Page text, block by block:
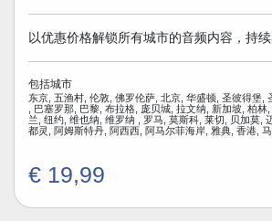
以优惠价格解锁所有城市的音频内容，持
包括城市
东京, 五渔村, 伦敦, 佛罗伦萨, 北京, 华盛顿, 圣彼得堡,
, 巴塞罗那, 巴黎, 布拉格, 庞贝城, 拉文纳, 新加坡, 柏
兰, 纽约, 维也纳, 维罗纳 , 罗马, 莫斯科, 莱切, 贝加莫,
都灵, 阿姆斯特丹, 阿西西, 阿马尔菲海岸, 雅典, 香港,
€ 19,99